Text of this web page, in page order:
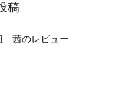
稿
茜のレビュー